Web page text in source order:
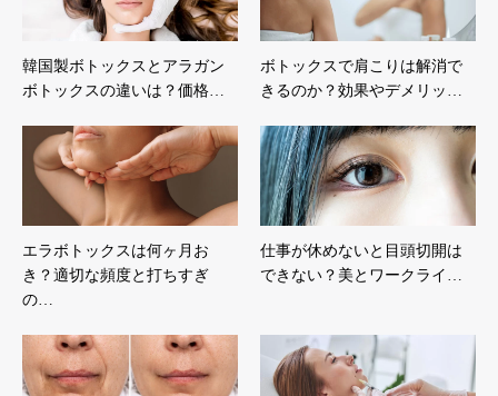
韓国製ボトックスとアラガン
ボトックスの違いは？価格…
ボトックスで肩こりは解消で
きるのか？効果やデメリッ…
エラボトックスは何ヶ月お
き？適切な頻度と打ちすぎ
の…
仕事が休めないと目頭切開は
できない？美とワークライ…